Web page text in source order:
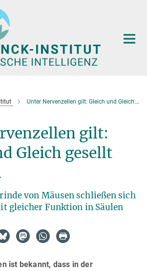
Unter Nervenzellen gilt: Gleich und Gleich gesellt sich gern
gilt:
Gleich gesellt
von Mäusen schließen sich
gleicher Funktion in Säulen
ist bekannt, dass in der